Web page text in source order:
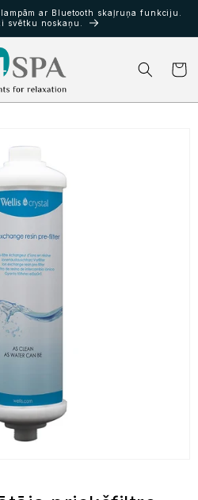
ar Bluetooth skaļruņa funkciju.
svētku noskaņu.
Grozs